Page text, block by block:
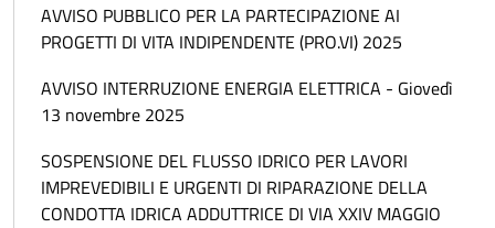
AVVISO PUBBLICO PER LA PARTECIPAZIONE AI
PROGETTI DI VITA INDIPENDENTE (PRO.VI) 2025
AVVISO INTERRUZIONE ENERGIA ELETTRICA - Giovedì
13 novembre 2025
SOSPENSIONE DEL FLUSSO IDRICO PER LAVORI
IMPREVEDIBILI E URGENTI DI RIPARAZIONE DELLA
CONDOTTA IDRICA ADDUTTRICE DI VIA XXIV MAGGIO